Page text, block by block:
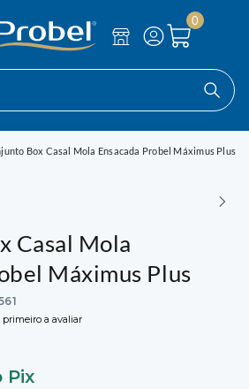
0
Box Casal Mola Ensacada Probel Máximus Plus
Casal Mola
Máximus Plus
primeiro a avaliar
Pix